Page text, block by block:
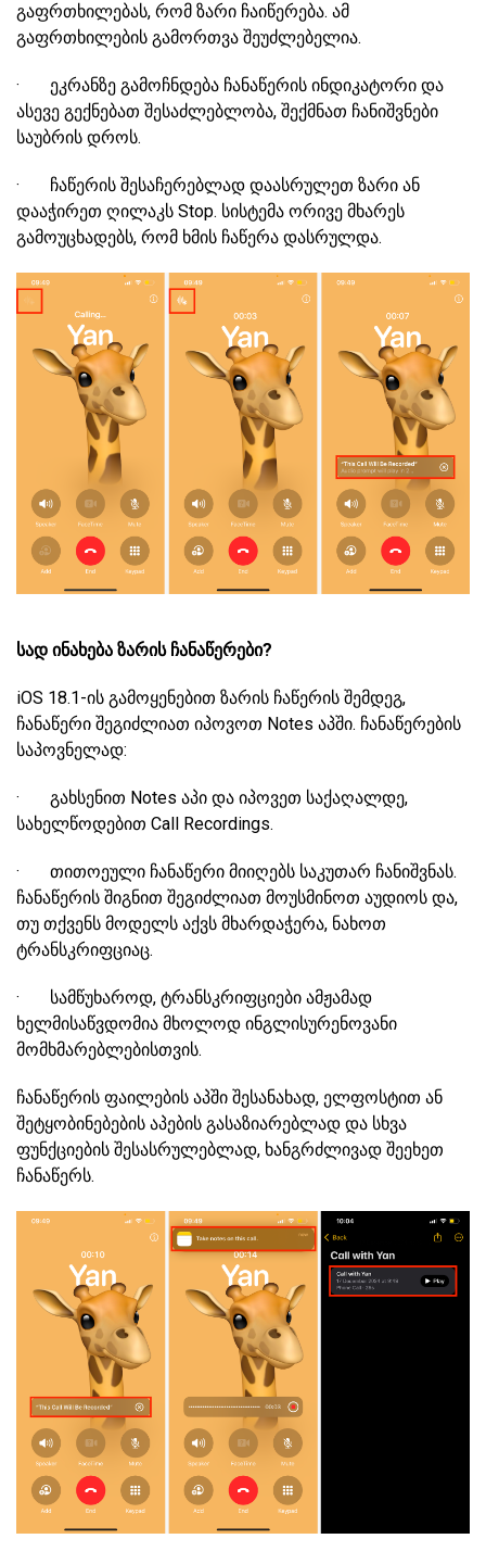
გაფრთხილებას, რომ ზარი ჩაიწერება. ამ
გაფრთხილების გამორთვა შეუძლებელია.
· ეკრანზე გამოჩნდება ჩანაწერის ინდიკატორი და
ასევე გექნებათ შესაძლებლობა, შექმნათ ჩანიშვნები
საუბრის დროს.
· ჩაწერის შესაჩერებლად დაასრულეთ ზარი ან
დააჭირეთ ღილაკს Stop. სისტემა ორივე მხარეს
გამოუცხადებს, რომ ხმის ჩაწერა დასრულდა.
სად ინახება ზარის ჩანაწერები?
iOS 18.1-ის გამოყენებით ზარის ჩაწერის შემდეგ,
ჩანაწერი შეგიძლიათ იპოვოთ Notes აპში. ჩანაწერების
საპოვნელად:
· გახსენით Notes აპი და იპოვეთ საქაღალდე,
სახელწოდებით Call Recordings.
· თითოეული ჩანაწერი მიიღებს საკუთარ ჩანიშვნას.
ჩანაწერის შიგნით შეგიძლიათ მოუსმინოთ აუდიოს და,
თუ თქვენს მოდელს აქვს მხარდაჭერა, ნახოთ
ტრანსკრიფციაც.
· სამწუხაროდ, ტრანსკრიფციები ამჟამად
ხელმისაწვდომია მხოლოდ ინგლისურენოვანი
მომხმარებლებისთვის.
ჩანაწერის ფაილების აპში შესანახად, ელფოსტით ან
შეტყობინებების აპების გასაზიარებლად და სხვა
ფუნქციების შესასრულებლად, ხანგრძლივად შეეხეთ
ჩანაწერს.